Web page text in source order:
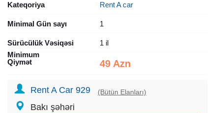
Kateqoriya Rent A car
Minimal Gün sayı 1
Sürücülük Vəsiqəsi
Minimum
1 il
Qiymət 49 Azn
Rent A Car 929 (Bütün Elanları)
Bakı şəhəri